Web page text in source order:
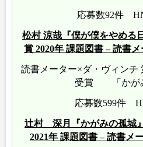
応募数92件
松村 涼哉『僕が僕をやめる
賞 2020年 課題図書 – 読書
読書メーター×ダ・ヴィンチ
受賞 「かがみ
応募数599件
辻村 深月『かがみの孤城
2021年 課題図書 – 読書メ